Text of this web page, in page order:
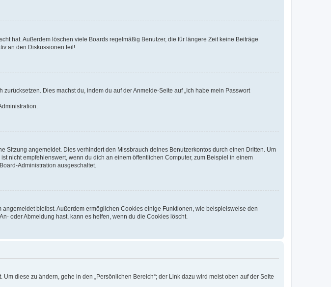
hat. Außerdem löschen viele Boards regelmäßig Benutzer, die für längere Zeit keine Beiträge
an den Diskussionen teil!
Dies machst du, indem du auf der Anmelde-Seite auf „Ich habe mein Passwort
Sitzung angemeldet. Dies verhindert den Missbrauch deines Benutzerkontos durch einen Dritten. Um
nicht empfehlenswert, wenn du dich an einem öffentlichen Computer, zum Beispiel in einem
Administration ausgeschaltet.
bleibst. Außerdem ermöglichen Cookies einige Funktionen, wie beispielsweise den
oder Abmeldung hast, kann es helfen, wenn du die Cookies löscht.
diese zu ändern, gehe in den „Persönlichen Bereich“; der Link dazu wird meist oben auf der Seite